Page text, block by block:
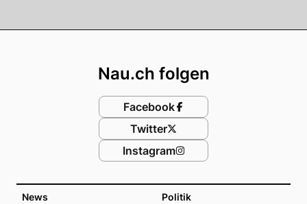
News Politik
Nau.ch folgen
Facebook
Twitter
Instagram